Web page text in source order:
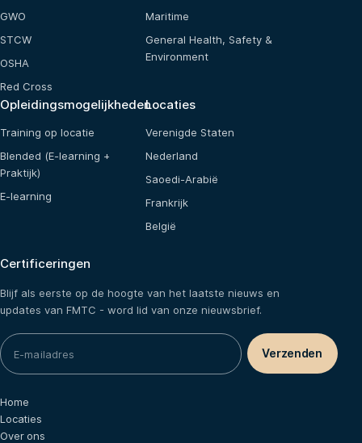
GWO
STCW
OSHA
Red Cross
Maritime
General Health, Safety &
Environment
Opleidingsmogelijkheden
Training op locatie
Blended (E-learning +
Praktijk)
E-learning
Locaties
Verenigde Staten
Nederland
Saoedi-Arabië
Frankrijk
België
Certificeringen
Blijf als eerste op de hoogte van het laatste nieuws en
updates van FMTC - word lid van onze nieuwsbrief.
Home
Locaties
Over ons